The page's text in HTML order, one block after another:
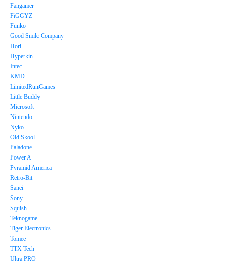
Fangamer
FiGGYZ
Funko
Good Smile Company
Hori
Hyperkin
Intec
KMD
LimitedRunGames
Little Buddy
Microsoft
Nintendo
Nyko
Old Skool
Paladone
Power A
Pyramid America
Retro-Bit
Sanei
Sony
Squish
Teknogame
Tiger Electronics
Tomee
TTX Tech
Ultra PRO